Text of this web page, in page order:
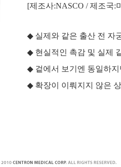
[제조사:NASCO /제조국:
◆ 실제와 같은 출산 전 자
◆ 현실적인 촉감 및 실제
◆ 겉에서 보기엔 동일하
◆ 확장이 이뤄지지 않은